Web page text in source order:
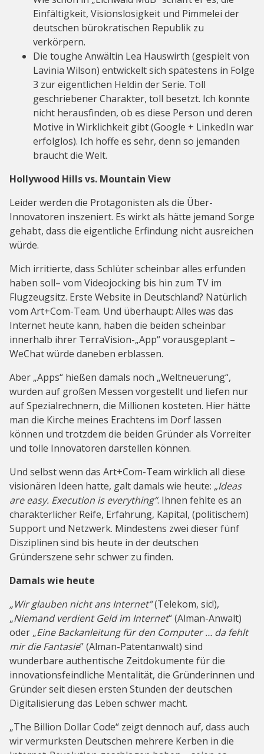
Einfältigkeit, Visionslosigkeit und Pimmelei der
deutschen bürokratischen Republik zu
verkörpern.
Die toughe Anwältin Lea Hauswirth (gespielt von
Lavinia Wilson) entwickelt sich spätestens in Folge
3 zur eigentlichen Heldin der Serie. Toll
geschriebener Charakter, toll besetzt. Ich konnte
nicht herausfinden, ob es diese Person und deren
Motive in Wirklichkeit gibt (Google + LinkedIn war
erfolglos). Ich hoffe es sehr, denn so jemanden
braucht die Welt.
Hollywood Hills vs. Mountain View
Leider werden die Protagonisten als die Über-
Innovatoren inszeniert. Es wirkt als hätte jemand Sorge
gehabt, dass die eigentliche Erfindung nicht ausreichen
würde.
Mich irritierte, dass Schlüter scheinbar alles erfunden
haben soll– vom Videojocking bis hin zum TV im
Flugzeugsitz. Erste Website in Deutschland? Natürlich
vom Art+Com-Team. Und überhaupt: Alles was das
Internet heute kann, haben die beiden scheinbar
innerhalb ihrer TerraVision-„App“ vorausgeplant –
WeChat würde daneben erblassen.
Aber „Apps“ hießen damals noch „Weltneuerung“,
wurden auf großen Messen vorgestellt und liefen nur
auf Spezialrechnern, die Millionen kosteten. Hier hätte
man die Kirche meines Erachtens im Dorf lassen
können und trotzdem die beiden Gründer als Vorreiter
und tolle Innovatoren darstellen können.
Und selbst wenn das Art+Com-Team wirklich all diese
visionären Ideen hatte, galt damals wie heute: „Ideas
are easy. Execution is everything“. Ihnen fehlte es an
charakterlicher Reife, Erfahrung, Kapital, (politischem)
Support und Netzwerk. Mindestens zwei dieser fünf
Disziplinen sind bis heute in der deutschen
Gründerszene sehr schwer zu finden.
Damals wie heute
„Wir glauben nicht ans Internet”(Telekom, sic!),
„Niemand verdient Geld im Internet“ (Alman-Anwalt)
oder „Eine Backanleitung für den Computer … da fehlt
mir die Fantasie” (Alman-Patentanwalt) sind
wunderbare authentische Zeitdokumente für die
innovationsfeindliche Mentalität, die Gründerinnen und
Gründer seit diesen ersten Stunden der deutschen
Digitalisierung das Leben schwer macht.
„The Billion Dollar Code“ zeigt dennoch auf, dass auch
wir vermurksten Deutschen mehrere Kerben in die